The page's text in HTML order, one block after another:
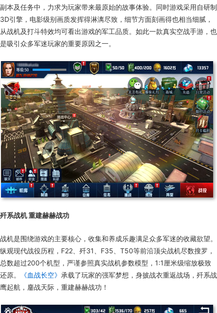
副本及任务中，力求为玩家带来最原始的故事体验。同时游戏采用自研制
3D引擎，电影级别画质发挥得淋漓尽致，细节方面刻画得也相当细腻，
从战机及打斗特效均可看出游戏的军工品质。如此一款真实空战手游，也
是吸引众多军迷玩家的重要原因之一。
歼系战机 重建赫赫战功
战机是围绕游戏的主要核心，收集和养成乐趣满足众多军迷的收藏欲望。
纵观现代战役历程，F22、歼31、F35、T50等前沿顶尖战机尽数搜罗，
总数超过200个机型，严谨参照真实战机参数模型，1:1厘米级缩放极致
还原。
《血战长空》 承载了玩家的强军梦想，身披战衣重返战场，歼系战
鹰起航，鏖战天际，重建赫赫战功！